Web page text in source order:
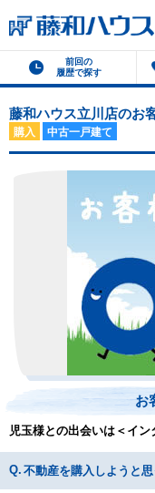
前回の
履歴で探す
藤和ハウス立川店のお
購入 中古一戸建て
お
児玉様との出会いは＜イン
不動産を購入しようと